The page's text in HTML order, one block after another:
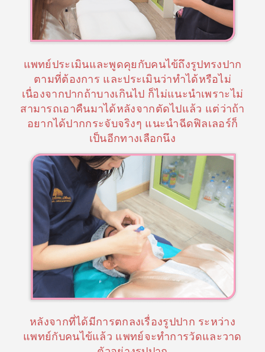
แพทย์ประเมินและพูดคุยกับคนไข้ถึงรูปทรงปาก
ตามที่ต้องการ และประเมินว่าทำได้หรือไม่
เนื่องจากปากถ้าบางเกินไป ก็ไม่แนะนำเพราะไม่
สามารถเอาคืนมาได้หลังจากตัดไปแล้ว แต่ว่าถ้า
อยากได้ปากกระจับจริงๆ แนะนำฉีดฟิลเลอร์ก็
เป็นอีกทางเลือกนึง
หลังจากที่ได้มีการตกลงเรื่องรูปปาก ระหว่าง
แพทย์กับคนไข้แล้ว แพทย์จะทำการวัดและวาด